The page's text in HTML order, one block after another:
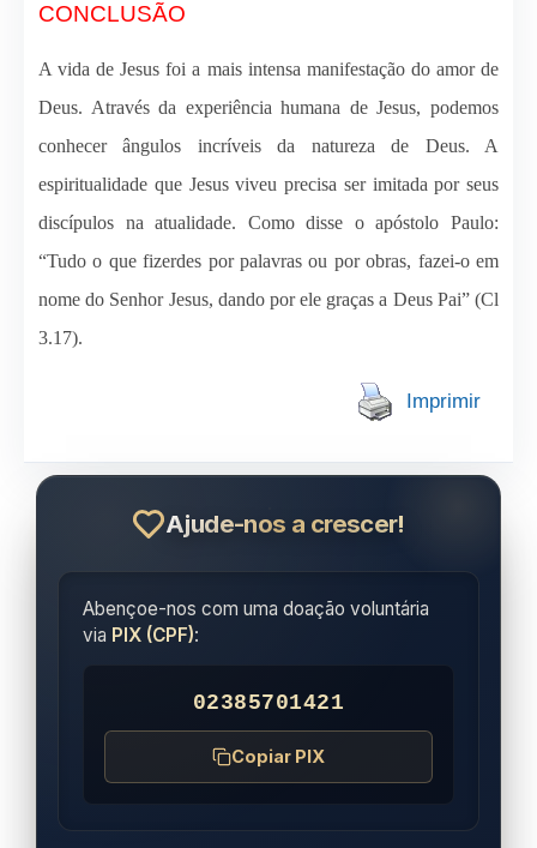
CONCLUSÃO
A vida de Jesus foi a mais intensa manifestação do amor de
Deus. Através da experiência humana de Jesus, podemos
conhecer ângulos incríveis da natureza de Deus. A
espiritualidade que Jesus viveu precisa ser imitada por seus
discípulos na atualidade. Como disse o apóstolo Paulo:
“Tudo o que fizerdes por palavras ou por obras, fazei-o em
nome do Senhor Jesus, dando por ele graças a Deus Pai” (Cl
3.17).
Imprimir
Ajude-nos a crescer!
Abençoe-nos com uma doação voluntária
via PIX (CPF):
02385701421
Copiar PIX